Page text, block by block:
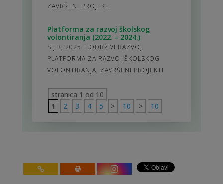
ZAVRŠENI PROJEKTI
Platforma za razvoj školskog
volontiranja (2022. – 2024.)
SIJ 3, 2025 | ODRŽIVI RAZVOJ,
PLATFORMA ZA RAZVOJ ŠKOLSKOG
VOLONTIRANJA, ZAVRŠENI PROJEKTI
stranica 1 od 10
1
2 3 4 5 > 10 > 10